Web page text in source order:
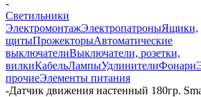
-
Светильники
ЭлектромонтажЭлектропатроныЯщики,
щитыПрожекторыАвтоматические
выключателиВыключатели, розетки,
вилкиКабельЛампыУдлинителиФонари
прочиеЭлементы питания
-Датчик движения настенный 180гр.